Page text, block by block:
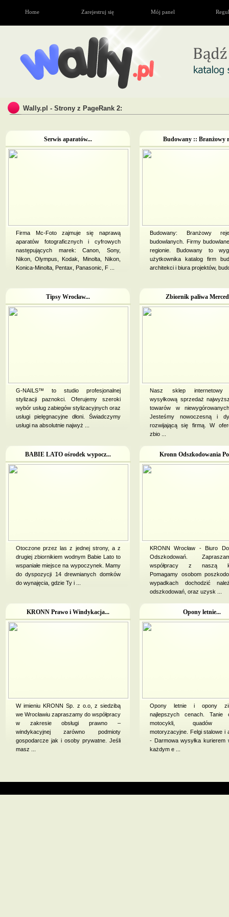
Home Zarejestruj się Mój panel
Wally.pl - Strony z PageRank 2:
Serwis aparatów...
Firma Mc-Foto zajmuje się naprawą
aparatów fotograficznych i cyfrowych
następujących marek: Canon, Sony,
Nikon, Olympus, Kodak, Minolta, Nikon,
Konica-Minolta, Pentax, Panasonic, F ...
Budowany :: Branżowy
Budowany: Branżowy
budowlanych. Firmy
regionie. Budowany to
użytkownika katalog firm
architekci i biura projektów,
Tipsy Wrocław...
G-NAILS™ to studio profesjonalnej
stylizacji paznokci. Oferujemy szeroki
wybór usług zabiegów stylizacyjnych oraz
usługi pielęgnacyjne dłoni. Świadczymy
usługi na absolutnie najwyż ...
Zbiornik paliwa
Nasz sklep internetowy
wysyłkową sprzedaż
towarów w
Jesteśmy nowoczesną i
rozwijającą się firmą. W
zbio ...
BABIE LATO ośrodek wypocz...
Otoczone przez las z jednej strony, a z
drugiej zbiornikiem wodnym Babie Lato to
wspaniałe miejsce na wypoczynek. Mamy
do dyspozycji 14 drewnianych domków
do wynajęcia, gdzie Ty i ...
Kronn Odszkodowania
KRONN Wrocław - Biuro
Odszkodowań.
współpracy z naszą
Pomagamy osobom
wypadkach dochodzić
odszkodowań, oraz uzysk ...
KRONN Prawo i Windykacja...
W imieniu KRONN Sp. z o.o, z siedzibą
we Wrocławiu zapraszamy do współpracy
w zakresie obsługi prawno –
windykacyjnej zarówno podmioty
gospodarcze jak i osoby prywatne. Jeśli
masz ...
Opony letnie...
Opony letnie i opony
najlepszych cenach. Tanie
motocykli, quadów
motoryzacyjne. Felgi stalowe i
- Darmowa wysyłka kurierem
każdym e ...